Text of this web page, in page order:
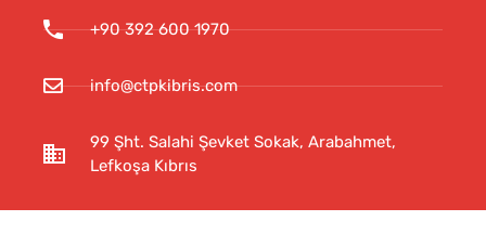
+90 392 600 1970
info@ctpkibris.com
99 Şht. Salahi Şevket Sokak, Arabahmet,
Lefkoşa Kıbrıs